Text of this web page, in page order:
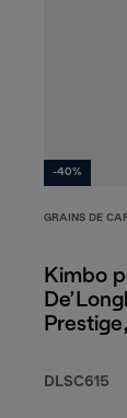
-40%
GRAINS DE
Kimbo
Robusta,
DLSC615